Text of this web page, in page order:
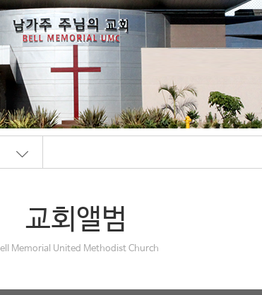
주보
교회앨범
Memorial United Methodist Church